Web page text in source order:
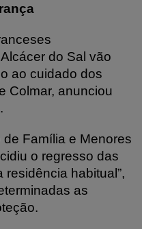
do Sal vão
ao cuidado dos
Colmar, anunciou
de Família e Menores
o regresso das
habitual”,
as